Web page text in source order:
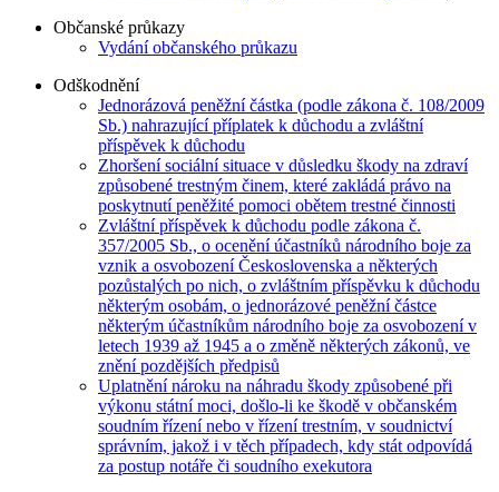
Občanské průkazy
Vydání občanského průkazu
Odškodnění
Jednorázová peněžní částka (podle zákona č. 108/2009
Sb.) nahrazující příplatek k důchodu a zvláštní
příspěvek k důchodu
Zhoršení sociální situace v důsledku škody na zdraví
způsobené trestným činem, které zakládá právo na
poskytnutí peněžité pomoci obětem trestné činnosti
Zvláštní příspěvek k důchodu podle zákona č.
357/2005 Sb., o ocenění účastníků národního boje za
vznik a osvobození Československa a některých
pozůstalých po nich, o zvláštním příspěvku k důchodu
některým osobám, o jednorázové peněžní částce
některým účastníkům národního boje za osvobození v
letech 1939 až 1945 a o změně některých zákonů, ve
znění pozdějších předpisů
Uplatnění nároku na náhradu škody způsobené při
výkonu státní moci, došlo-li ke škodě v občanském
soudním řízení nebo v řízení trestním, v soudnictví
správním, jakož i v těch případech, kdy stát odpovídá
za postup notáře či soudního exekutora